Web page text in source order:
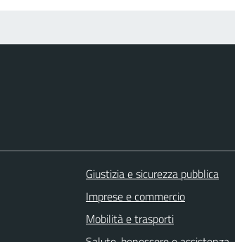
Giustizia e sicurezza pubblica
Imprese e commercio
Mobilità e trasporti